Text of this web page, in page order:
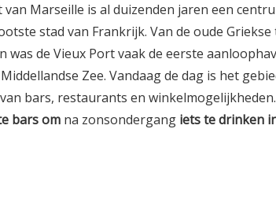
van Marseille is al duizenden jaren een
stad van Frankrijk. Van de oude
was de Vieux Port vaak de eerste
Zee. Vandaag de dag is het
bars, restaurants en
bars om na zonsondergang iets te drinken